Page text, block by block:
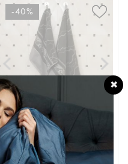
-40%
Полотенце махровое Новая эко-
классика с петелькой
1 817 руб. 3 029 руб.
✖